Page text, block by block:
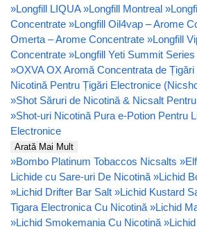
»Longfill LIQUA »Longfill Montreal »
Concentrate »Longfill Oil4vap – Arome
Omerta – Arome Concentrate »Longfill
Concentrate »Longfill Yeti Summit
»OXVA OX Aromă Concentrata de
Nicotină Pentru Țigări Electronice
»Shot Săruri de Nicotină & Nicsalt
»Shot-uri Nicotină Pura e-Potion Pentru
Electronice
Arată Mai Mult
»Bombo Platinum Tobaccos Nicsalts »
Lichide cu Sare-uri De Nicotină »Lichid
»Lichid Drifter Bar Salt »Lichid Kustard
Tigara Electronica Cu Nicotină »Lichid
»Lichid Smokemania Cu Nicotină »